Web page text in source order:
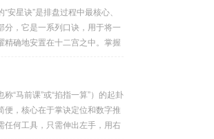
骤：分拆数字：将得到的一组数
三位数）分成两半。前几位数为
位数为下卦。如果数字是偶数
后两位...
安星诀”是排盘过程中最核心、
分，它是一系列口诀，用于将一
精确地安置在十二宫之中。掌握
骤。其核心顺序是：定紫微 →
→ 布辅星 → 排四化。整个排盘
诀的依赖关系，可以清晰地通过
称“马前课”或“掐指一算”）的起卦
便，核心在于掌诀定位和数字推
任何工具，只需伸出左手，用右